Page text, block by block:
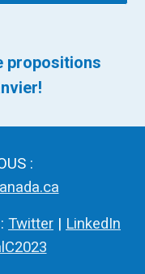
propositions
:
Twitter | LinkedIn